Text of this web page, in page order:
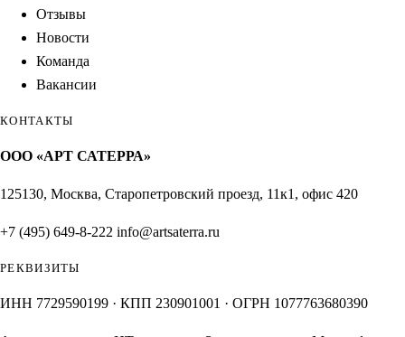
Отзывы
Новости
Команда
Вакансии
КОНТАКТЫ
ООО «АРТ САТЕРРА»
125130, Москва, Старопетровский проезд, 11к1, офис 420
+7 (495) 649-8-222 info@artsaterra.ru
РЕКВИЗИТЫ
ИНН 7729590199 · КПП 230901001 · ОГРН 1077763680390